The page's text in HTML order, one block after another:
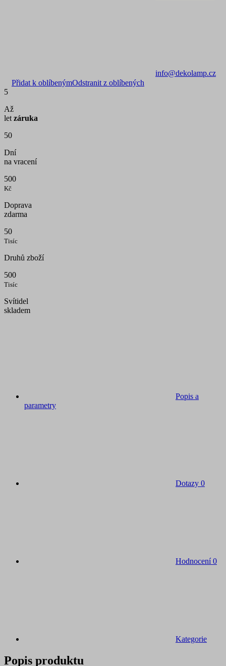
info@dekolamp.cz
Přidat k oblíbenýmOdstranit z oblíbených
5
Až
let záruka
50
Dní
na vracení
500
Kč
Doprava
zdarma
50
Tisíc
Druhů zboží
500
Tisíc
Svítidel
skladem
Popis a
parametry
Dotazy 0
Hodnocení0
Kategorie
Popis produktu